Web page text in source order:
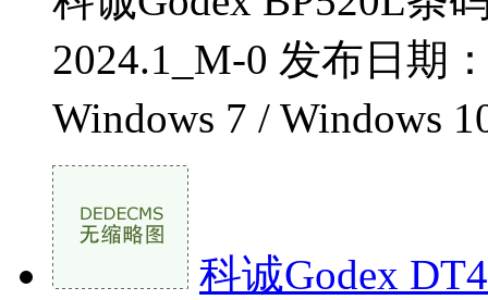
2024.1_M-0 发布日期
Windows 7 / Windows
科诚Godex